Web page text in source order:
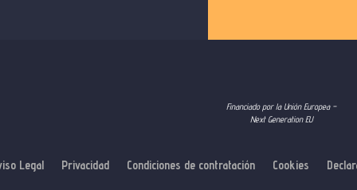
Financiado por la Unión Europea –
Next Generation EU
Legal Privacidad Condiciones de contratación Cookies